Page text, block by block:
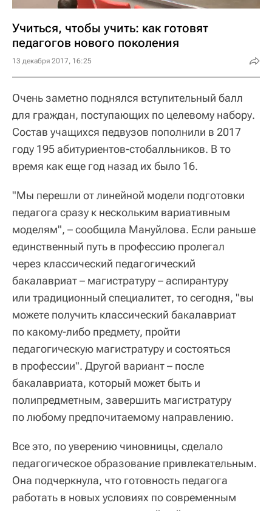
Учиться, чтобы учить: как готовят
педагогов нового поколения
13 декабря 2017, 16:25
Очень заметно поднялся вступительный балл
для граждан, поступающих по целевому набору.
Состав учащихся педвузов пополнили в 2017
году 195 абитуриентов-стобалльников. В то
время как еще год назад их было 16.
"Мы перешли от линейной модели подготовки
педагога сразу к нескольким вариативным
моделям", – сообщила Мануйлова. Если раньше
единственный путь в профессию пролегал
через классический педагогический
бакалавриат – магистратуру – аспирантуру
или традиционный специалитет, то сегодня, "вы
можете получить классический бакалавриат
по какому-либо предмету, пройти
педагогическую магистратуру и состояться
в профессии". Другой вариант – после
бакалавриата, который может быть и
полипредметным, завершить магистратуру
по любому предпочитаемому направлению.
Все это, по уверению чиновницы, сделало
педагогическое образование привлекательным.
Она подчеркнула, что готовность педагога
работать в новых условиях по современным